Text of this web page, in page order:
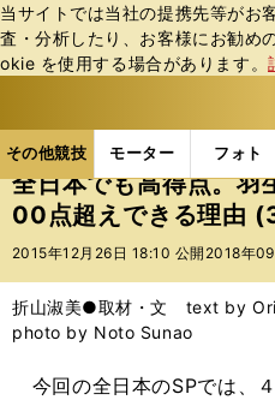
当サイトでは当社の提携先等がお
査・分析したり、お客様にお勧め
okie を使⽤する場合があります。
その他競技 モーター フォト
ス
ポ
ル
バ
その他競技の記事一覧
全日本でも高得点。羽
00点超えできる理由
2015年12月26日 18:10 公開 2018年
折山淑美●取材・文 text by
photo by Noto Sunao
今回の全日本のSPでは、